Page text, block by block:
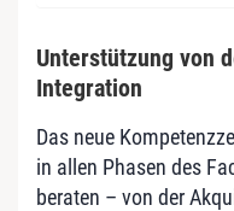
Unterstützung von
Integration
Das neue
in allen Phasen des
beraten – von der